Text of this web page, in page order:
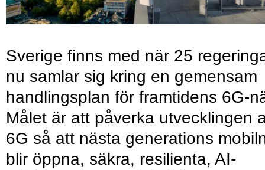
Sverige finns med när 25
nu samlar sig kring en gemensam
handlingsplan för framtidens 6G-
Målet är att påverka utvecklingen
6G så att nästa generations
blir öppna, säkra, resilienta, AI-